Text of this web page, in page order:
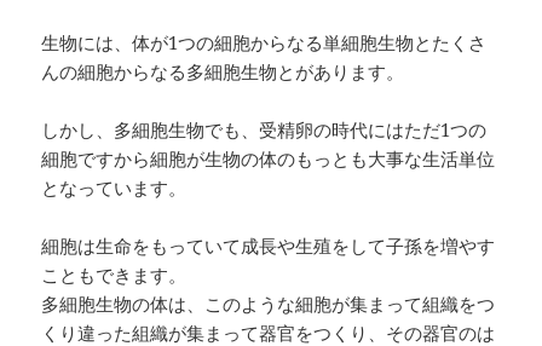
生物には、体が1つの細胞からなる単細胞生物とたくさ
んの細胞からなる多細胞生物とがあります。
しかし、多細胞生物でも、受精卵の時代にはただ1つの
細胞ですから細胞が生物の体のもっとも大事な生活単位
となっています。
細胞は生命をもっていて成長や生殖をして子孫を増やす
こともできます。
多細胞生物の体は、このような細胞が集まって組織をつ
くり違った組織が集まって器官をつくり、その器官のは